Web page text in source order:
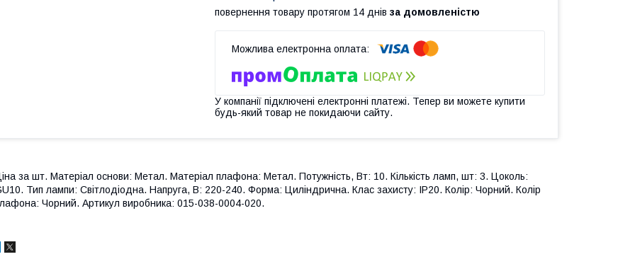
повернення товару протягом 14 днів за домовленістю
У компанії підключені електронні платежі. Тепер ви можете купити
будь-який товар не покидаючи сайту.
за шт. Матеріал основи: Метал. Матеріал плафона: Метал. Потужність, Вт: 10. Кількість ламп, шт: 3. Цоколь:
Тип лампи: Світлодіодна. Напруга, В: 220-240. Форма: Циліндрична. Клас захисту: IP20. Колір: Чорний. Колір
Чорний. Артикул виробника: 015-038-0004-020.